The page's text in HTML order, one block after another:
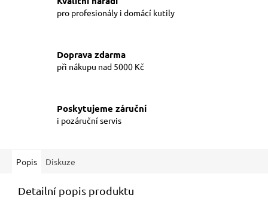
pro profesionály i domácí kutily
Doprava zdarma
při nákupu nad 5000 Kč
Poskytujeme záruční
i pozáruční servis
Popis Diskuze
Detailní popis produktu